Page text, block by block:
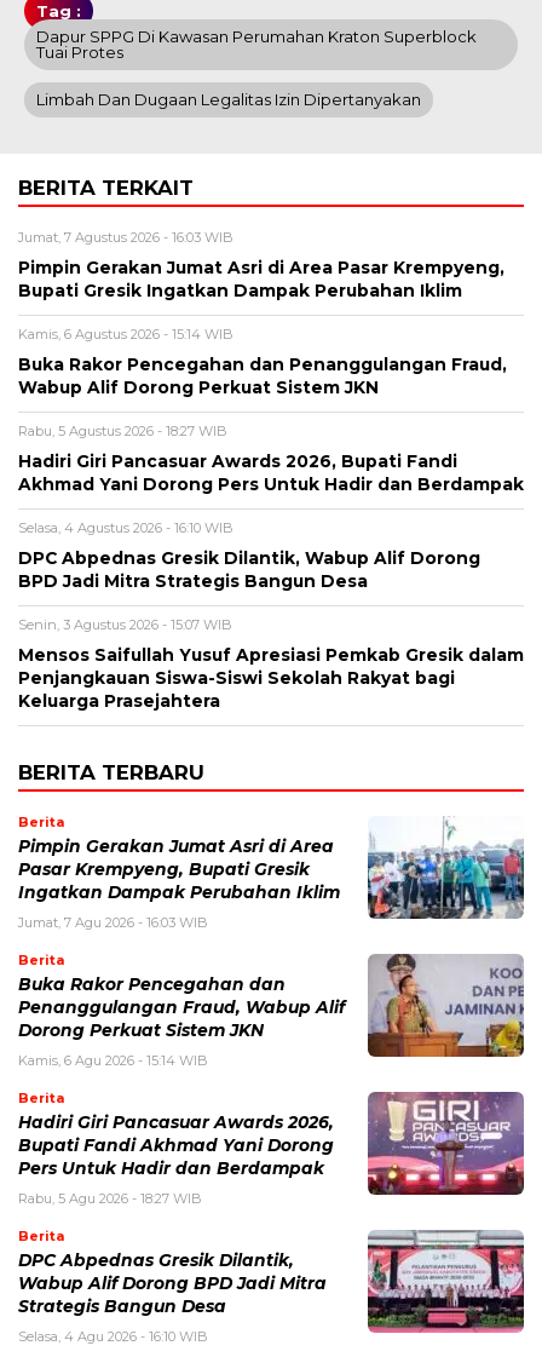
Tag :
Dapur SPPG Di Kawasan Perumahan Kraton Superblock
Tuai Protes
Limbah Dan Dugaan Legalitas Izin Dipertanyakan
BERITA TERKAIT
Jumat, 7 Agustus 2026 - 16:03 WIB
Pimpin Gerakan Jumat Asri di Area Pasar Krempyeng,
Bupati Gresik Ingatkan Dampak Perubahan Iklim
Kamis, 6 Agustus 2026 - 15:14 WIB
Buka Rakor Pencegahan dan Penanggulangan Fraud,
Wabup Alif Dorong Perkuat Sistem JKN
Rabu, 5 Agustus 2026 - 18:27 WIB
Hadiri Giri Pancasuar Awards 2026, Bupati Fandi
Akhmad Yani Dorong Pers Untuk Hadir dan Berdampak
Selasa, 4 Agustus 2026 - 16:10 WIB
DPC Abpednas Gresik Dilantik, Wabup Alif Dorong
BPD Jadi Mitra Strategis Bangun Desa
Senin, 3 Agustus 2026 - 15:07 WIB
Mensos Saifullah Yusuf Apresiasi Pemkab Gresik dalam
Penjangkauan Siswa-Siswi Sekolah Rakyat bagi
Keluarga Prasejahtera
BERITA TERBARU
Berita
Pimpin Gerakan Jumat Asri di Area
Pasar Krempyeng, Bupati Gresik
Ingatkan Dampak Perubahan Iklim
Jumat, 7 Agu 2026 - 16:03 WIB
Berita
Buka Rakor Pencegahan dan
Penanggulangan Fraud, Wabup Alif
Dorong Perkuat Sistem JKN
Kamis, 6 Agu 2026 - 15:14 WIB
Berita
Hadiri Giri Pancasuar Awards 2026,
Bupati Fandi Akhmad Yani Dorong
Pers Untuk Hadir dan Berdampak
Rabu, 5 Agu 2026 - 18:27 WIB
Berita
DPC Abpednas Gresik Dilantik,
Wabup Alif Dorong BPD Jadi Mitra
Strategis Bangun Desa
Selasa, 4 Agu 2026 - 16:10 WIB